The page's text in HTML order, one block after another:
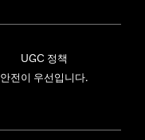
UGC 정책
안전이 우선입니다.